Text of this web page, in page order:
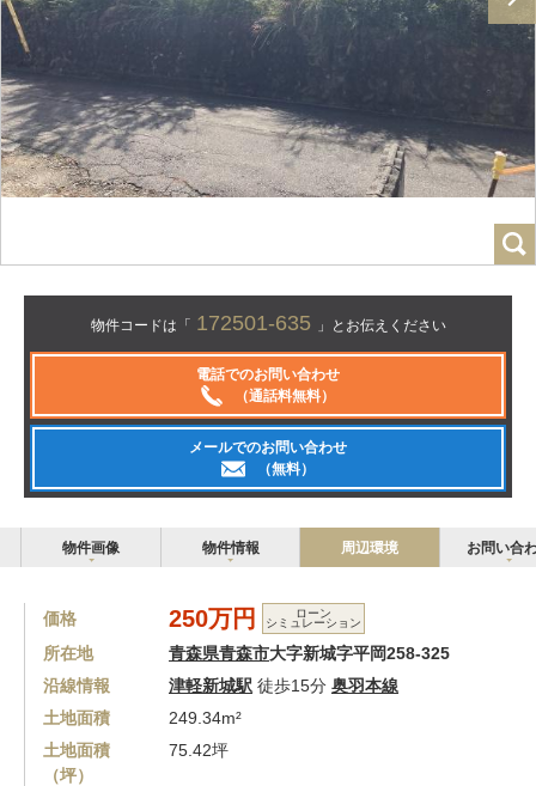
物件コードは「 172501-635 」とお伝えください
電話でのお問い合わせ
（通話料無料）
メールでのお問い合わせ
（無料）
物件画像 物件情報 周辺環境 お問い合
価格 250万円 ローン
シミュレーション
所在地 青森県青森市大字新城字平岡258-325
沿線情報
津軽新城駅 徒歩15分 奥羽本線
土地面積
249.34m²
土地面積
（坪）
75.42坪